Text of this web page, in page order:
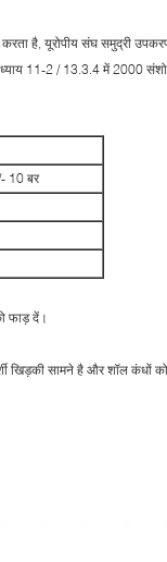
है, यूरोपीय संघ समुद्री
11-2 / 13.3.4 में 2000
10 बर
फाड़ दें।
खिड़की सामने है और शॉल कंधों